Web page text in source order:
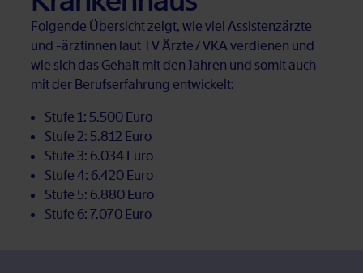
Fol­gen­de Über­sicht zeigt, wie viel As­sis­tenz­ärz­te
und -ärz­tin­nen laut TV Ärz­te / VKA ver­die­nen und
wie sich das Ge­halt mit den Jah­ren und so­mit auch
mit der Be­rufs­er­fah­rung ent­wi­ckelt:
Stu­fe 1: 5.500 Euro
Stu­fe 2: 5.812 Euro
Stu­fe 3: 6.034 Euro
Stu­fe 4: 6.420 Euro
Stu­fe 5: 6.880 Euro
Stu­fe 6: 7.070 Euro